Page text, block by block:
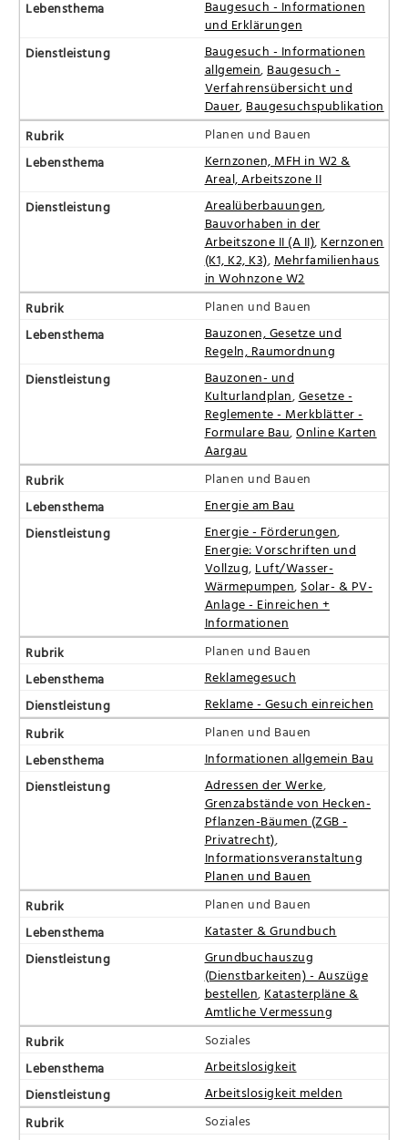
Baugesuch - Informationen
und Erklärungen
Baugesuch - Informationen
allgemein, Baugesuch -
Verfahrensübersicht und
Dauer, Baugesuchspublikation
Planen und Bauen
Kernzonen, MFH in W2 &
Areal, Arbeitszone II
Arealüberbauungen,
Bauvorhaben in der
Arbeitszone II (A II), Kernzonen
(K1, K2, K3), Mehrfamilienhaus
in Wohnzone W2
Planen und Bauen
Bauzonen, Gesetze und
Regeln, Raumordnung
Bauzonen- und
Kulturlandplan,Gesetze -
Reglemente - Merkblätter -
Formulare Bau,Online Karten
Aargau
Planen und Bauen
Energie am Bau
Energie - Förderungen,
Energie: Vorschriften und
Vollzug, Luft/Wasser-
Wärmepumpen, Solar- & PV-
Anlage - Einreichen +
Informationen
Planen und Bauen
Reklamegesuch
Reklame - Gesuch einreichen
Planen und Bauen
Informationen allgemein Bau
Adressen der Werke,
Grenzabstände von Hecken-
Pflanzen-Bäumen (ZGB -
Privatrecht),
Informationsveranstaltung
Planen und Bauen
Planen und Bauen
Kataster & Grundbuch
Grundbuchauszug
(Dienstbarkeiten) - Auszüge
bestellen, Katasterpläne &
Amtliche Vermessung
Soziales
Arbeitslosigkeit
Arbeitslosigkeit melden
Soziales